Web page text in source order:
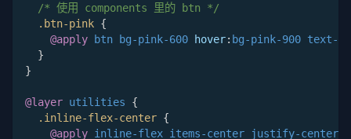
/* 使用 components 里的 btn */
.btn-pink {
@apply btn bg-pink-600 hover: bg-pink-900 text-
}
}
@layer utilities
{
.inline-flex-center {
@apply inline-flex items-center justify-center